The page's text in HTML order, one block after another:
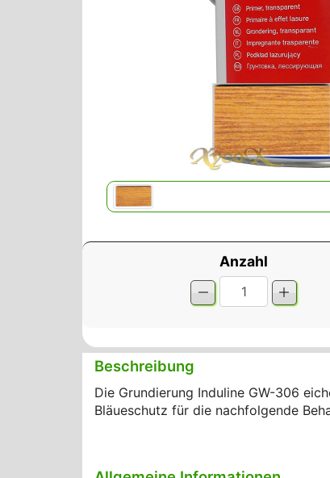
Anzahl
Beschreibung
Die Grundierung Induline GW-306
Bläueschutz für die nachfolgende